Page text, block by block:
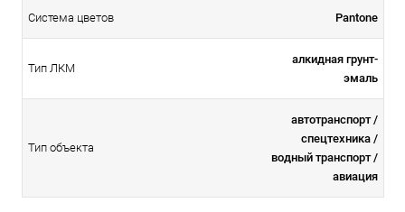
Система цветов Pantone
Тип ЛКМ
алкидная грунт-
эмаль
Тип объекта
автотранспорт /
спецтехника /
водный транспорт /
авиация